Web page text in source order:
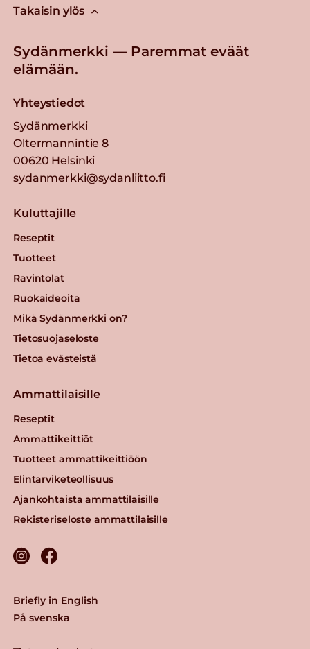
Takaisin ylös
Sydänmerkki — Paremmat eväät
elämään.
Yhteystiedot
Sydänmerkki
Oltermannintie 8
00620 Helsinki
sydanmerkki@sydanliitto.fi
Kuluttajille
Reseptit
Tuotteet
Ravintolat
Ruokaideoita
Mikä Sydänmerkki on?
Tietosuojaseloste
Tietoa evästeistä
Ammattilaisille
Reseptit
Ammattikeittiöt
Tuotteet ammattikeittiöön
Elintarviketeollisuus
Ajankohtaista ammattilaisille
Rekisteriseloste ammattilaisille
Briefly in English
På svenska